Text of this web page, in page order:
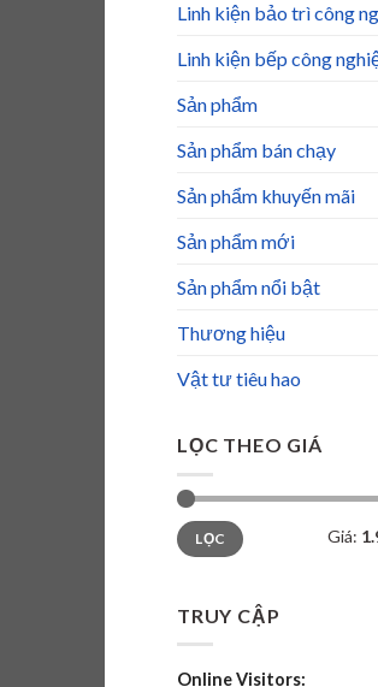
Linh kiện bảo trì công
Linh kiện bếp công
Sản phẩm
Sản phẩm bán chạy
Sản phẩm khuyến mãi
Sản phẩm mới
Sản phẩm nổi bật
Thương hiệu
Vật tư tiêu hao
LỌC THEO GIÁ
Giá
tối
thiểu
Giá
tối
đa
LỌC Giá:
TRUY CẬP
Online Visitors: